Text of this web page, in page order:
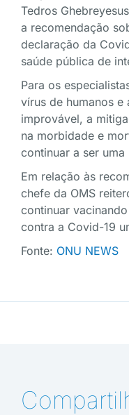
Tedros
a recomendação
declaração da
saúde pública de
Para os
vírus de humanos e
improvável, a
na morbidade e
continuar a ser uma
Em relação às
chefe da OMS
continuar
contra a Covid-19
Fonte: ONU NEWS